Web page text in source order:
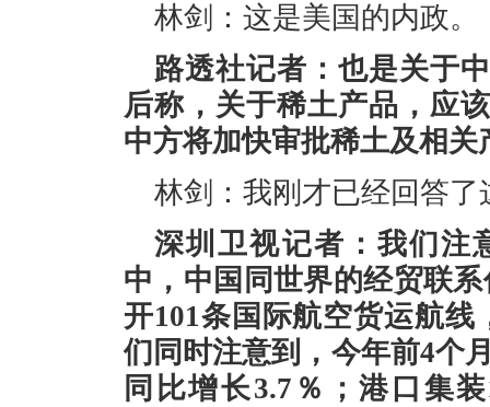
林剑：这是美国的内政。
路透社记者：也是关于
后称，关于稀土产品，应
中方将加快审批稀土及相
林剑：我刚才已经回答了
深圳卫视记者：我们注
中，中国同世界的经贸联
开101条国际航空货运航
们同时注意到，今年前4个
同比增长3.7％；港口集